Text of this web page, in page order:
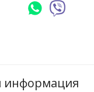
информация